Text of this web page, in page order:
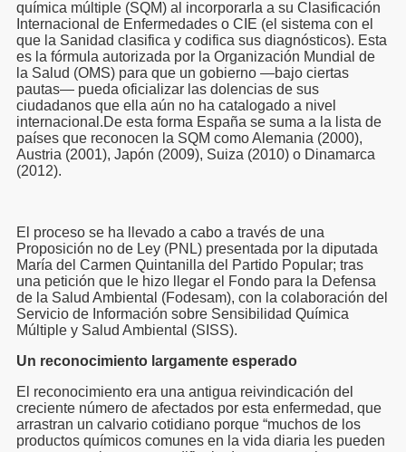
química múltiple (SQM) al incorporarla a su Clasificación
Internacional de Enfermedades o CIE (el sistema con el
que la Sanidad clasifica y codifica sus diagnósticos). Esta
es la fórmula autorizada por la Organización Mundial de
la Salud (OMS) para que un gobierno —bajo ciertas
pautas— pueda oficializar las dolencias de sus
ciudadanos que ella aún no ha catalogado a nivel
internacional.De esta forma España se suma a la lista de
países que reconocen la SQM como Alemania (2000),
Austria (2001), Japón (2009), Suiza (2010) o Dinamarca
(2012).
El proceso se ha llevado a cabo a través de una
Proposición no de Ley (PNL) presentada por la diputada
María del Carmen Quintanilla del Partido Popular; tras
una petición que le hizo llegar el Fondo para la Defensa
de la Salud Ambiental (Fodesam), con la colaboración del
Servicio de Información sobre Sensibilidad Química
Múltiple y Salud Ambiental (SISS).
Un reconocimiento largamente esperado
El reconocimiento era una antigua reivindicación del
creciente número de afectados por esta enfermedad, que
arrastran un calvario cotidiano porque “muchos de los
productos químicos comunes en la vida diaria les pueden
- 2
es motivo para declarar invalidez permanente